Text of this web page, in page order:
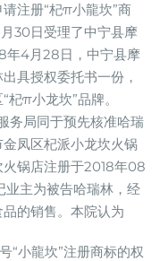
注册“杞π小龍坎”商
30日受理了中宁县摩
年4月28日，中宁县摩
具授权委托书一份，
π小龙坎”品牌。
务局同于预先核准哈瑞
凤区杞派小龙坎火锅
锅店注册于2018年08
业主为被告哈瑞林，经
的销售。本院认为
“小龍坎”注册商标的权